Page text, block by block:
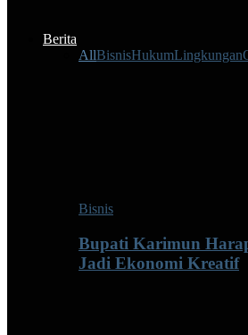
Berita
AllBisnisHukumLingkungan
Bisnis
Bupati Karimun
Jadi Ekonomi Kreatif